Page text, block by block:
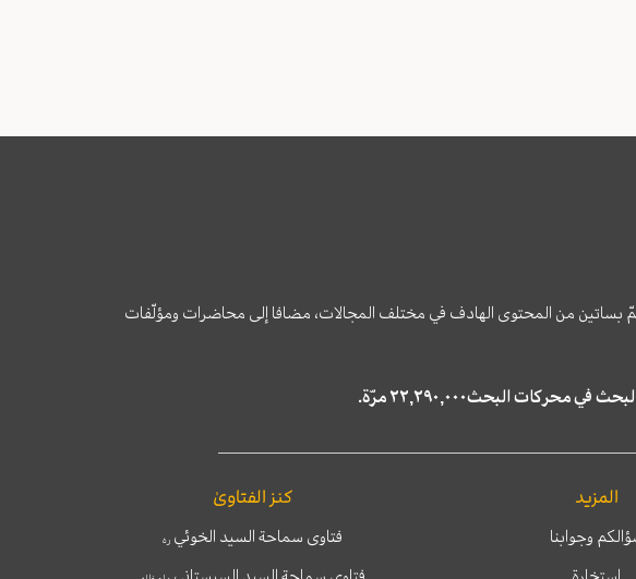
بساتين من المحتوى الهادف في مختلف المجالات، مضافا إلى محاضرات ومؤلّفات
المزيد
وجوابنا
كنز الفتاوىٰ
فتاوى سماحة السيد الخوئي ره